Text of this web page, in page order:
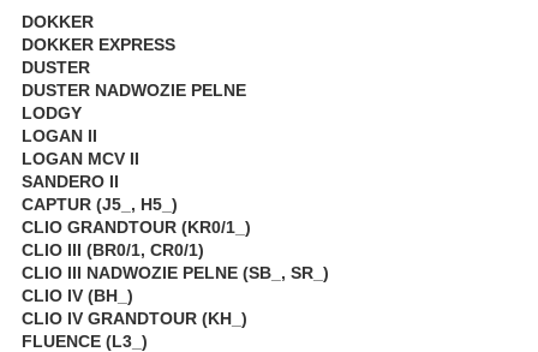
DOKKER
DOKKER EXPRESS
DUSTER
DUSTER NADWOZIE PELNE
LODGY
LOGAN II
LOGAN MCV II
SANDERO II
CAPTUR (J5_, H5_)
CLIO GRANDTOUR (KR0/1_)
CLIO III (BR0/1, CR0/1)
CLIO III NADWOZIE PELNE (SB_, SR_)
CLIO IV (BH_)
CLIO IV GRANDTOUR (KH_)
FLUENCE (L3_)